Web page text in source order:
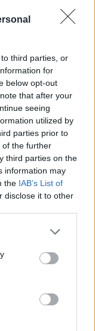
third parties, or
for
below opt-out
that after your
seeing
utilized by
parties prior to
of the further
third parties on the
information may
the IAB’s List of
disclose it to other
vend, Ministria
zonat e
jashtë rrezikut